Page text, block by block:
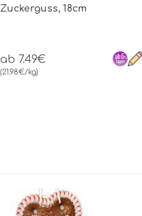
Zuckerguss, 18cm
ab 7.49€
(21.98€/kg)